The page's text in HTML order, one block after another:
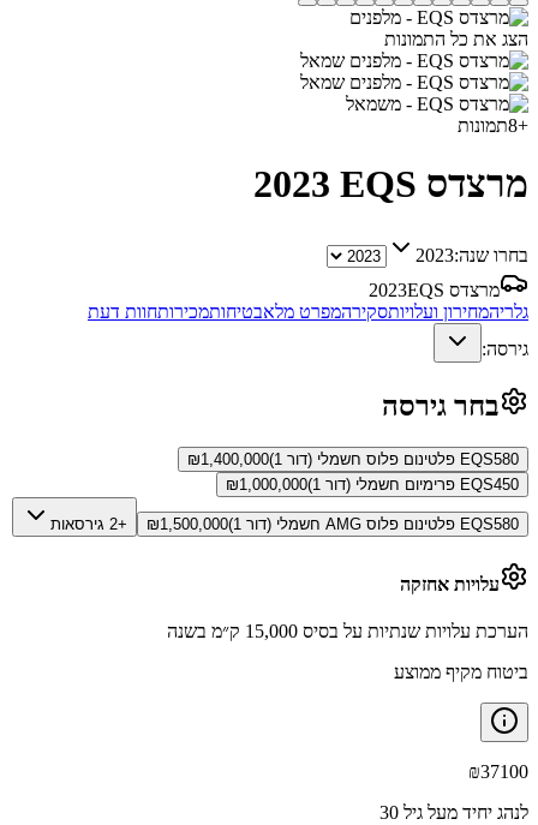
הצג את כל התמונות
+
8תמונות
מרצדס EQS 2023
בחרו שנה:2023
מרצדס EQS
2023
גלריהמחירון ועלויותסקירהמפרט מלאבטיחותמכירותחוות דעת
גירסה:
בחר גירסה
EQS580 פלטינום פלוס חשמלי (דור 1) ₪1,400,000
EQS450 פרימיום חשמלי (דור 1)
₪1,000,000
EQS580 פלטינום פלוס AMG חשמלי (דור 1) ₪1,500,000 +2 גירסאות
עלויות אחזקה
הערכת עלויות שנתיות על בסיס 15,000 ק״מ בשנה
ביטוח מקיף ממוצע
₪37100
לנהג יחיד מעל גיל 30